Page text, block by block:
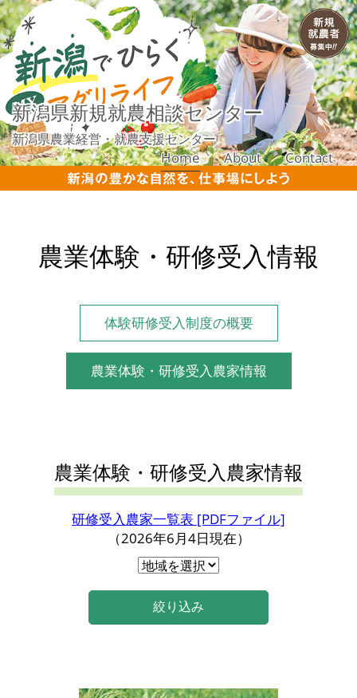
新潟県新規就農相談センター
新潟県農業経営・就農支援センター
Home About Contact
農業体験・研修受入情報
体験研修受入制度の概要
農業体験・研修受入農家情報
農業体験・研修受入農家情報
研修受入農家一覧表 [PDFファイル]
（2026年6月4日現在）
絞り込み